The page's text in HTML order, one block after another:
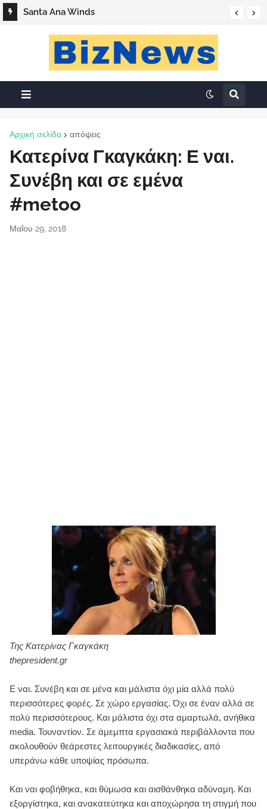
Santa Ana Winds
Αρχική σελίδα απόψεις
Κατερίνα Γκαγκάκη: Ε ναι.
Συνέβη και σε εμένα
#metoo
Μαΐου 29, 2018
Της Κατερίνας Γκαγκάκη
thepresident.gr
Ε ναι. Συνέβη και σε μένα και μάλιστα όχι μία αλλά πολύ
περισσότερες φορές. Σε χώρο εργασίας. Όχι σε έναν αλλά σε
πολύ περισσότερους. Και μάλιστα όχι στα αμαρτωλά, ανήθικα
media. Τουναντίον. Σε άμεμπτα εργασιακά περιβάλλοντα που
ακολουθούν θεάρεστες λειτουργικές διαδικασίες, από
υπεράνω κάθε υποψίας πρόσωπα.
Και ναι φοβήθηκα, και θύμωσα και αισθάνθηκα αδύναμη. Και
εξοργίστηκα, και ανακατεύτηκα και αποχώρησα τη στιγμή που